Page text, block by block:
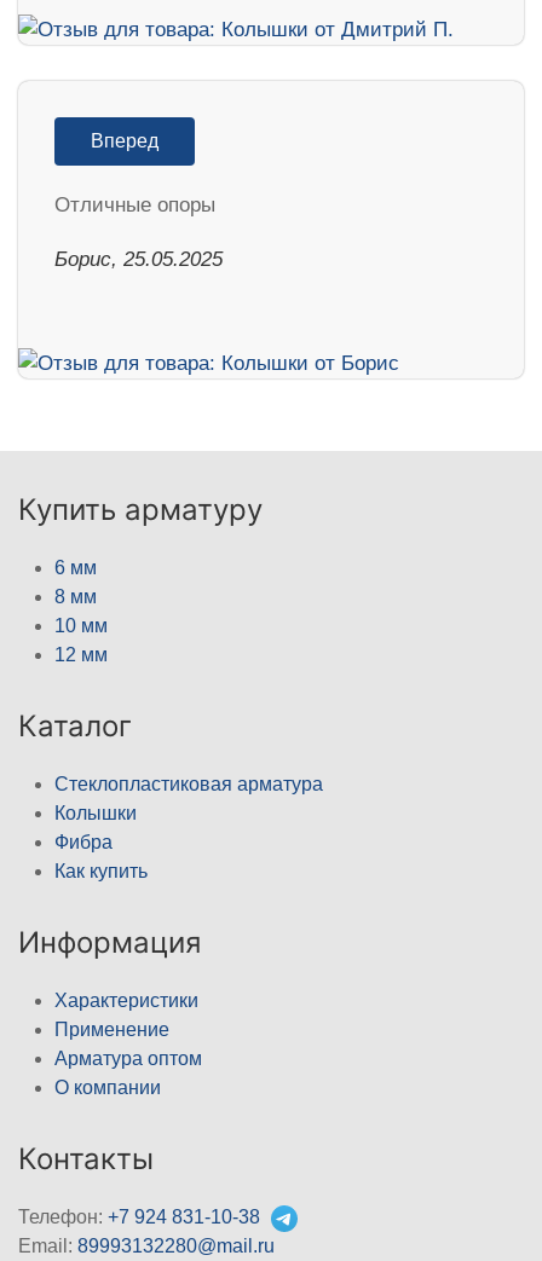
Вперед
Отличные опоры
Борис, 25.05.2025
Купить арматуру
6 мм
8 мм
10 мм
12 мм
Каталог
Стеклопластиковая арматура
Колышки
Фибра
Как купить
Информация
Характеристики
Применение
Арматура оптом
О компании
Контакты
Телефон: +7 924 831-10-38
Email: 89993132280@mail.ru